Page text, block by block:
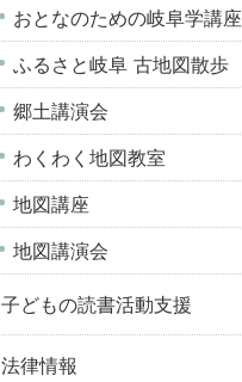
おとなのための岐阜学講座
ふるさと岐阜 古地図散歩
郷土講演会
わくわく地図教室
地図講座
地図講演会
子どもの読書活動支援
法律情報